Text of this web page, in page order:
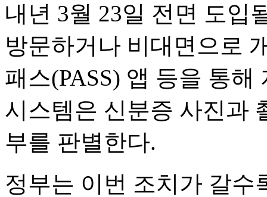
내년 3월 23일 전면 도입
방문하거나 비대면으로
패스(PASS) 앱 등을 통
시스템은 신분증 사진과
부를 판별한다.
정부는 이번 조치가 갈수